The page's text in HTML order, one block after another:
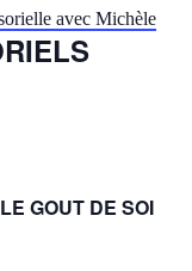
avec Michèle
LE GOUT DE SOI